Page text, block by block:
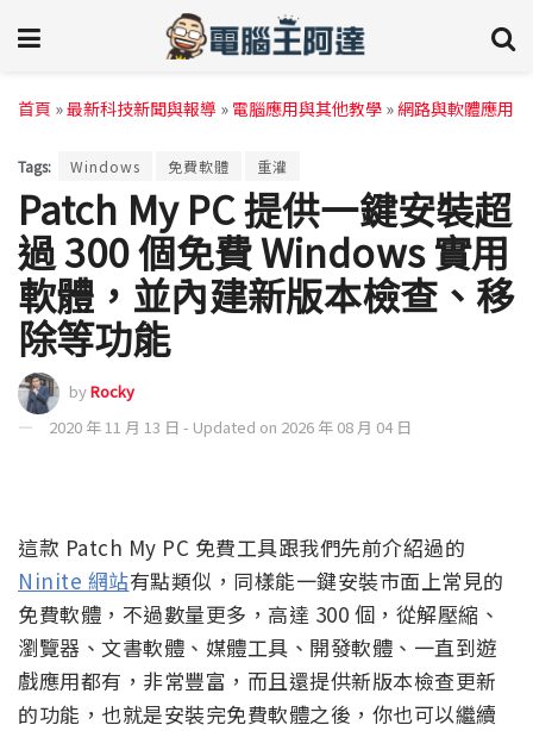
首頁 »最新科技新聞與報導 » 電腦應用與其他教學 »網路與軟體應用
Tags: Windows 免費軟體 重灌
Patch My PC 提供一鍵安裝超
過 300 個免費 Windows 實用
軟體，並內建新版本檢查、移
除等功能
byRocky
2020 年 11 月 13 日 - Updated on 2026 年 08 月 04 日
這款 Patch My PC 免費工具跟我們先前介紹過的
Ninite 網站有點類似，同樣能一鍵安裝市面上常見的
免費軟體，不過數量更多，高達 300 個，從解壓縮、
瀏覽器、文書軟體、媒體工具、開發軟體、一直到遊
戲應用都有，非常豐富，而且還提供新版本檢查更新
的功能，也就是安裝完免費軟體之後，你也可以繼續